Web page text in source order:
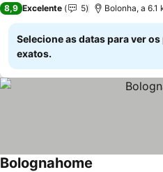
8,9 Excelente 5 Bolonha, a 6.1
Selecione as datas para ver
exatos.
Bolognahome